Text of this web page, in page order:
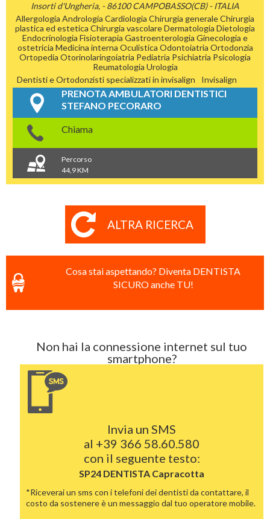
Insorti d'Ungheria, - 86100 CAMPOBASSO(CB) - ITALIA
Allergologia Andrologia Cardiologia Chirurgia generaleChirurgia
plastica ed estetica Chirurgia vascolareDermatologia Dietologia
Endocrinologia Fisioterapia Gastroenterologia Ginecologia e
ostetricia Medicina interna Oculistica Odontoiatria Ortodonzia
Ortopedia Otorinolaringoiatria Pediatria Psichiatria Psicologia
Reumatologia Urologia
Dentisti e Ortodonzisti specializzati in invisalign
Invisalign
PRENOTA AMBULATORI DENTISTICI
STEFANO PECORARO
Chiama
Percorso
44,9 KM
ALTRA RICERCA
Cosa stai aspettando? Diventa DENTISTA
SICURO anche TU!
Non hai la connessione internet sul tuo
smartphone?
Invia un SMS
al +39 366 58.60.580
con il seguente testo:
SP24 DENTISTA Capracotta
*Riceverai un sms con i telefoni dei dentisti da contattare, il
costo da sostenere è un messaggio dal tuo operatore mobile.